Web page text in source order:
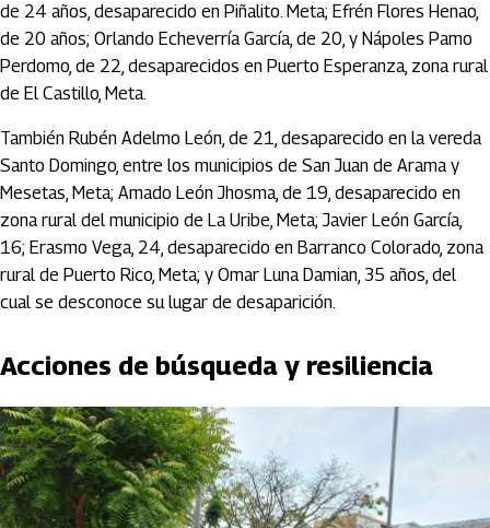
de 24 años, desaparecido en Piñalito. Meta; Efrén Flores Henao,
de 20 años; Orlando Echeverría García, de 20, y Nápoles Pamo
Perdomo, de 22, desaparecidos en Puerto Esperanza, zona rural
de El Castillo, Meta.
También Rubén Adelmo León, de 21, desaparecido en la vereda
Santo Domingo, entre los municipios de San Juan de Arama y
Mesetas, Meta; Amado León Jhosma, de 19, desaparecido en
zona rural del municipio de La Uribe, Meta; Javier León García,
16; Erasmo Vega, 24, desaparecido en Barranco Colorado, zona
rural de Puerto Rico, Meta; y Omar Luna Damian, 35 años, del
cual se desconoce su lugar de desaparición.
Acciones de búsqueda y resiliencia